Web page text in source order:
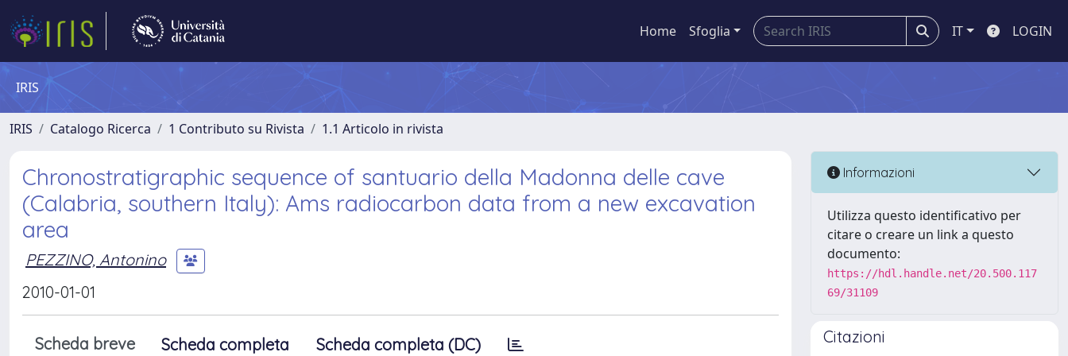
Home Sfoglia IT LOGIN
IRIS
IRIS Catalogo Ricerca 1 Contributo su Rivista 1.1 Articolo in rivista
Chronostratigraphic sequence of santuario della Madonna delle cave
(Calabria, southern Italy): Ams radiocarbon data from a new excavation
area
PEZZINO, Antonino
2010-01-01
Scheda breve Scheda completa Scheda completa (DC)
Informazioni
Utilizza questo identificativo per
citare o creare un link a questo
documento:
https://hdl.handle.net/20.500.117
69/31109
Citazioni